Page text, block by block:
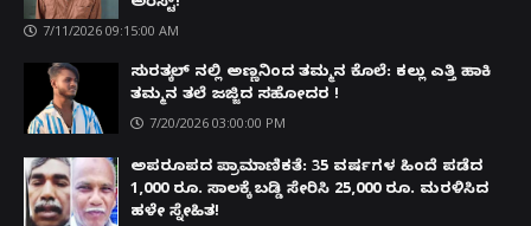
7/11/2026 09:15:00 AM
ಸುರತ್ಕಲ್ ನಲ್ಲಿ ಅಣ್ಣನಿಂದ ತಮ್ಮನ ಕೊಲೆ: ಕಲ್ಲು ಎತ್ತಿ ಹಾಕಿ
ತಮ್ಮನ ತಲೆ ಜಜ್ಜಿದ ಸಹೋದರ !
7/20/2026 03:00:00 PM
ಅಪರೂಪದ ಪ್ರಾಮಾಣಿಕತೆ: 35 ವರ್ಷಗಳ ಹಿಂದೆ ಪಡೆದ
1,000 ರೂ. ಸಾಲಕ್ಕೆ ಬಡ್ಡಿ ಸೇರಿಸಿ 25,000 ರೂ. ಮರಳಿಸಿದ
ಹಳೇ ಸ್ನೇಹಿತ!